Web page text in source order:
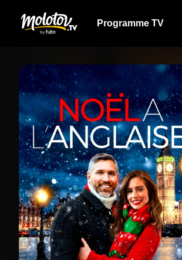
Programme TV